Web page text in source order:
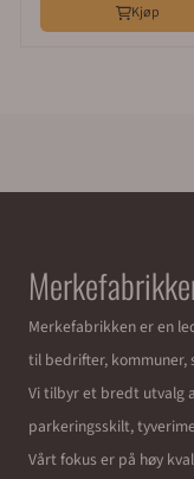
Kjøp
Merkefabrikken er en
til bedrifter, kommuner,
Vi tilbyr et bredt utvalg
parkeringsskilt,
Vårt fokus er på høy